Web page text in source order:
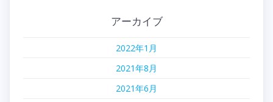
アーカイブ
2022年1月
2021年8月
2021年6月